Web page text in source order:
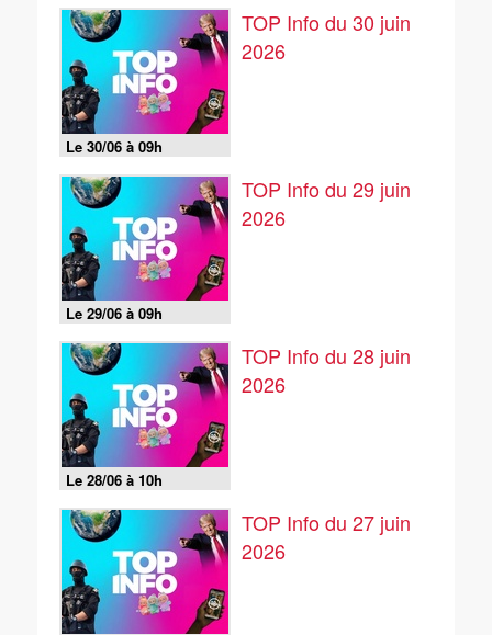
Le 30/06 à 09h
TOP Info du 30 juin
2026
Le 29/06 à 09h
TOP Info du 29 juin
2026
Le 28/06 à 10h
TOP Info du 28 juin
2026
TOP Info du 27 juin
2026